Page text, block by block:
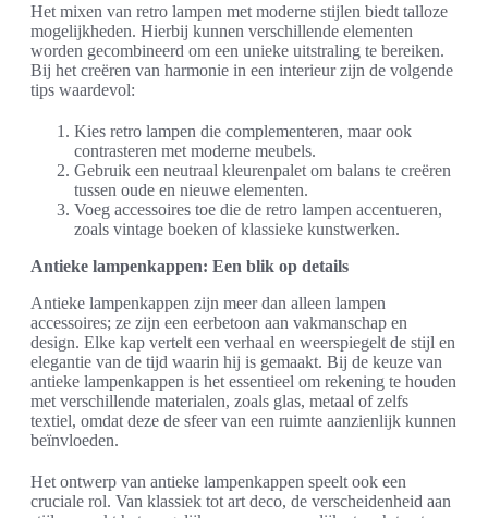
Het mixen van retro lampen met moderne stijlen biedt talloze
mogelijkheden. Hierbij kunnen verschillende elementen
worden gecombineerd om een unieke uitstraling te bereiken.
Bij het creëren van harmonie in een interieur zijn de volgende
tips waardevol:
Kies retro lampen die complementeren, maar ook
contrasteren met moderne meubels.
Gebruik een neutraal kleurenpalet om balans te creëren
tussen oude en nieuwe elementen.
Voeg accessoires toe die de retro lampen accentueren,
zoals vintage boeken of klassieke kunstwerken.
Antieke lampenkappen: Een blik op details
Antieke lampenkappen zijn meer dan alleen lampen
accessoires; ze zijn een eerbetoon aan vakmanschap en
design. Elke kap vertelt een verhaal en weerspiegelt de stijl en
elegantie van de tijd waarin hij is gemaakt. Bij de keuze van
antieke lampenkappen is het essentieel om rekening te houden
met verschillende materialen, zoals glas, metaal of zelfs
textiel, omdat deze de sfeer van een ruimte aanzienlijk kunnen
beïnvloeden.
Het ontwerp van antieke lampenkappen speelt ook een
cruciale rol. Van klassiek tot art deco, de verscheidenheid aan